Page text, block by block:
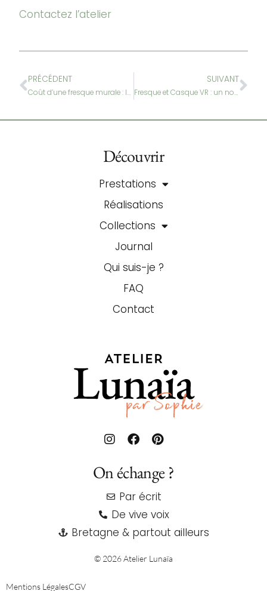
Contactez l’atelier
PRÉCÉDENT
Coût d’une fresque murale : les informations nécessaires pour faire un devis
SUIVANT
Fresque et Casque VR : un nouvel outil au service de vos fresques murales
Découvrir
Prestations
Réalisations
Collections
Journal
Qui suis-je ?
FAQ
Contact
On échange ?
Par écrit
De vive voix
Bretagne & partout ailleurs
© 2026 Atelier Lunaïa
Mentions LégalesCGV